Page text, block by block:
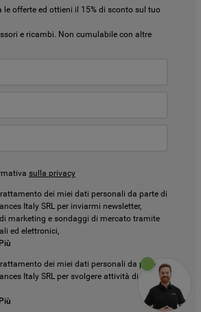
le offerte ed ottieni il 15% di sconto sul tuo
e ricambi. Non cumulabile con altre
sulla privacy
dei miei dati personali da parte di
Italy SRL per inviarmi newsletter,
marketing e sondaggi di mercato tramite
ed elettronici,
dei miei dati personali da parte di
Italy SRL per svolgere attività di